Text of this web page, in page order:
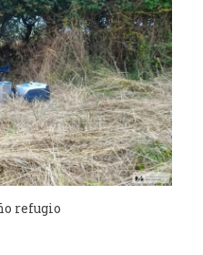
refugio